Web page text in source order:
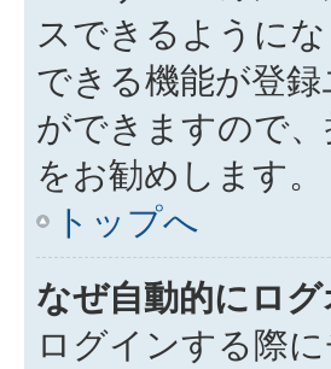
スできるように
できる機能が登
ができますので
をお勧めします。
トップへ
なぜ自動的にロ
ログインする際